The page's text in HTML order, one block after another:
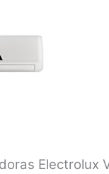
Electrolux